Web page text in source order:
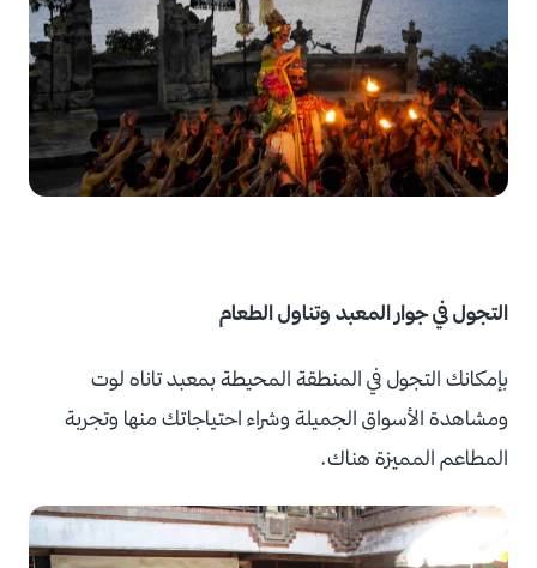
التجول في جوار المعبد وتناول الطعام
بإمكانك التجول في المنطقة المحيطة بمعبد تاناه لوت
ومشاهدة الأسواق الجميلة وشراء احتياجاتك منها وتجربة
المطاعم المميزة هناك.